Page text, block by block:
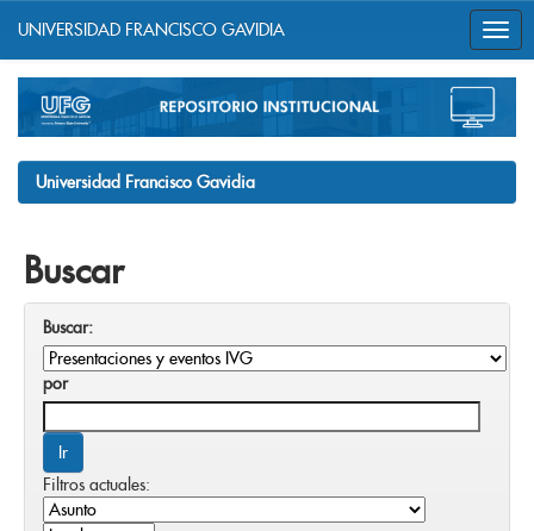
navigation
UNIVERSIDAD FRANCISCO GAVIDIA
Universidad Francisco Gavidia
Buscar
Buscar:
por
Filtros actuales: